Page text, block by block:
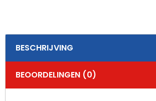
BESCHRIJVING
BEOORDELINGEN (0)